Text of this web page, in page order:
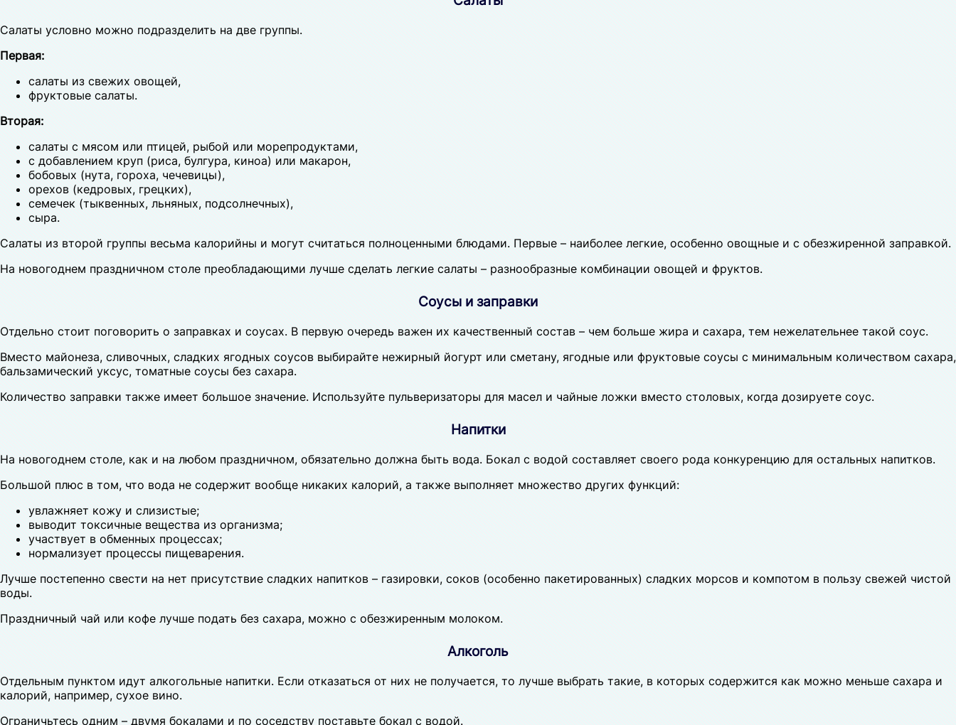
Салаты условно можно подразделить на две группы.
Первая:
салаты из свежих овощей,
фруктовые салаты.
Вторая:
салаты с мясом или птицей, рыбой или морепродуктами,
с добавлением круп (риса, булгура, киноа) или макарон,
бобовых (нута, гороха, чечевицы),
орехов (кедровых, грецких),
семечек (тыквенных, льняных, подсолнечных),
сыра.
Салаты из второй группы весьма калорийны и могут считаться полноценными блюдами. Первые – наиболее легкие, особенно овощные и с обезжиренной заправкой.
На новогоднем праздничном столе преобладающими лучше сделать легкие салаты – разнообразные комбинации овощей и фруктов.
Соусы и заправки
Отдельно стоит поговорить о заправках и соусах. В первую очередь важен их качественный состав – чем больше жира и сахара, тем нежелательнее такой соус.
Вместо майонеза, сливочных, сладких ягодных соусов выбирайте нежирный йогурт или сметану, ягодные или фруктовые соусы с минимальным количеством сахара,
бальзамический уксус, томатные соусы без сахара.
Количество заправки также имеет большое значение. Используйте пульверизаторы для масел и чайные ложки вместо столовых, когда дозируете соус.
Напитки
На новогоднем столе, как и на любом праздничном, обязательно должна быть вода. Бокал с водой составляет своего рода конкуренцию для остальных напитков.
Большой плюс в том, что вода не содержит вообще никаких калорий, а также выполняет множество других функций:
увлажняет кожу и слизистые;
выводит токсичные вещества из организма;
участвует в обменных процессах;
нормализует процессы пищеварения.
Лучше постепенно свести на нет присутствие сладких напитков – газировки, соков (особенно пакетированных) сладких морсов и компотом в пользу свежей чистой
воды.
Праздничный чай или кофе лучше подать без сахара, можно с обезжиренным молоком.
Алкоголь
Отдельным пунктом идут алкогольные напитки. Если отказаться от них не получается, то лучше выбрать такие, в которых содержится как можно меньше сахара и
калорий, например, сухое вино.
Ограничьтесь одним – двумя бокалами и по соседству поставьте бокал с водой.